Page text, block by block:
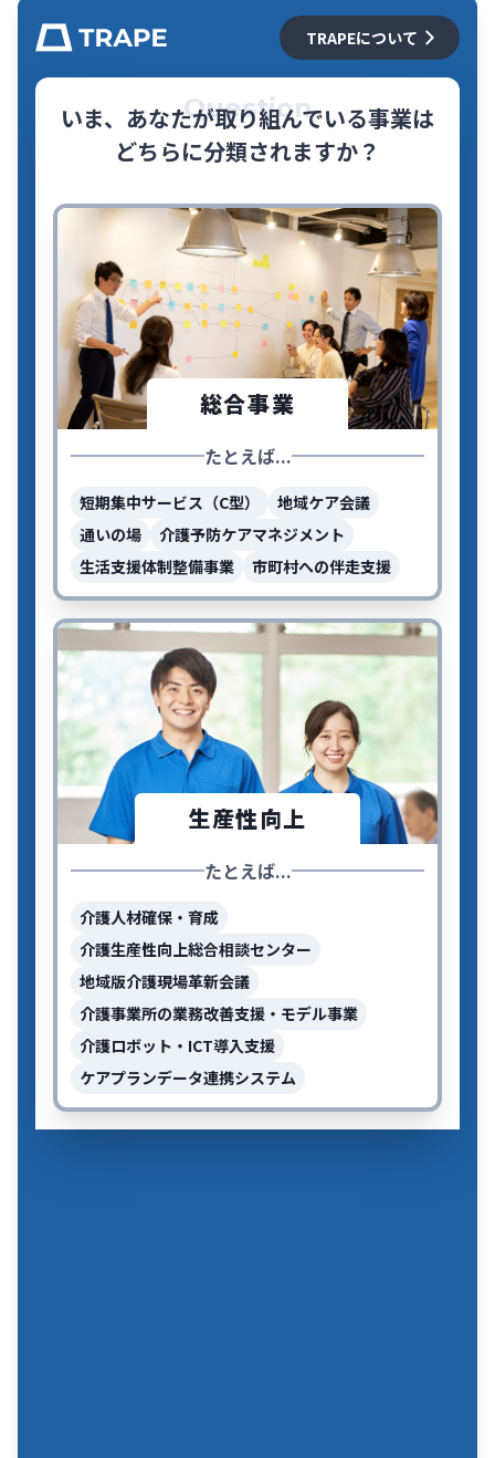
TRAPEについて
Question
いま、あなたが取り組んでいる事業は
どちらに分類されますか？
総合事業
たとえば...
短期集中サービス（C型）
地域ケア会議
通いの場
介護予防ケアマネジメント
生活支援体制整備事業
市町村への伴走支援
生産性向上
たとえば...
介護人材確保・育成
介護生産性向上総合相談センター
地域版介護現場革新会議
介護事業所の業務改善支援・モデル事業
介護ロボット・ICT導入支援
ケアプランデータ連携システム